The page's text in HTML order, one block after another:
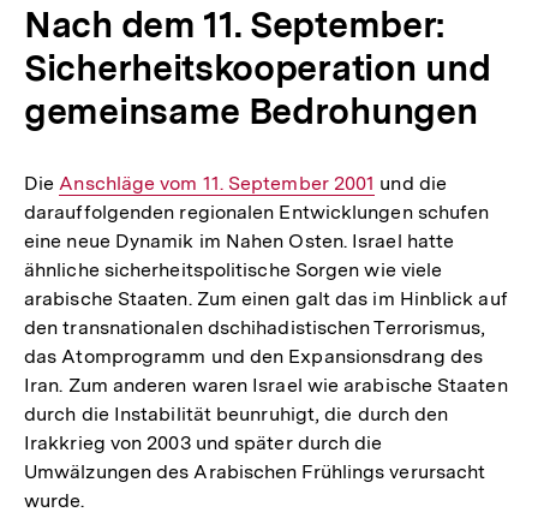
Nach dem 11. September:
Sicherheitskooperation und
gemeinsame Bedrohungen
DieInterner
Link:
Anschläge vom 11. September 2001 und die
darauffolgenden regionalen Entwicklungen schufen
eine neue Dynamik im Nahen Osten. Israel hatte
ähnliche sicherheitspolitische Sorgen wie viele
arabische Staaten. Zum einen galt das im Hinblick auf
den transnationalen dschihadistischen Terrorismus,
das Atomprogramm und den Expansionsdrang des
Iran. Zum anderen waren Israel wie arabische Staaten
durch die Instabilität beunruhigt, die durch den
Irakkrieg von 2003 und später durch die
Umwälzungen des Arabischen Frühlings verursacht
wurde.